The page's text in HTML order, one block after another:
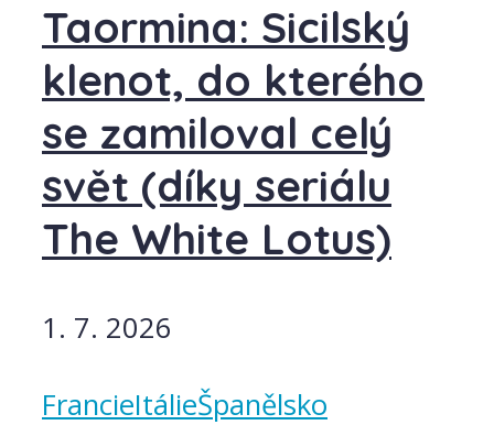
Taormina: Sicilský
klenot, do kterého
se zamiloval celý
svět (díky seriálu
The White Lotus)
1. 7. 2026
FrancieItálieŠpanělsko